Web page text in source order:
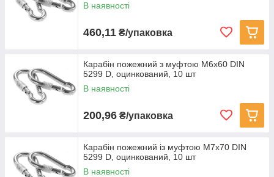
В наявності
460,11 ₴/упаковка
Карабін пожежний з муфтою M6x60 DIN
5299 D, оцинкований, 10 шт
В наявності
200,96 ₴/упаковка
Карабін пожежний із муфтою M7x70 DIN
5299 D, оцинкований, 10 шт
В наявності